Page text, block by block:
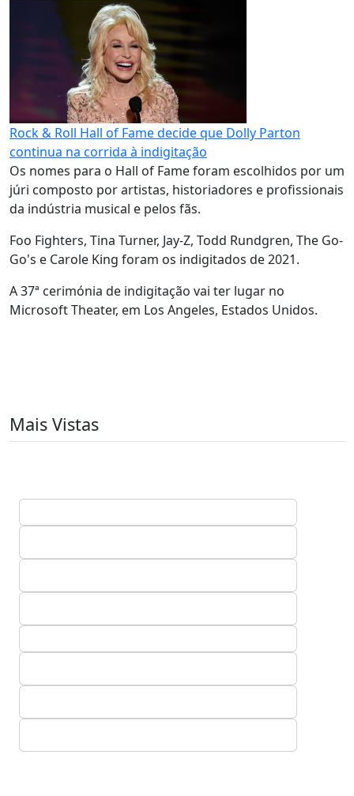
Rock & Roll Hall of Fame decide que Dolly Parton
continua na corrida à indigitação
Os nomes para o Hall of Fame foram escolhidos por um
júri composto por artistas, historiadores e profissionais
da indústria musical e pelos fãs.
Foo Fighters, Tina Turner, Jay-Z, Todd Rundgren, The Go-
Go's e Carole King foram os indigitados de 2021.
A 37ª cerimónia de indigitação vai ter lugar no
Microsoft Theater, em Los Angeles, Estados Unidos.
Mais Vistas